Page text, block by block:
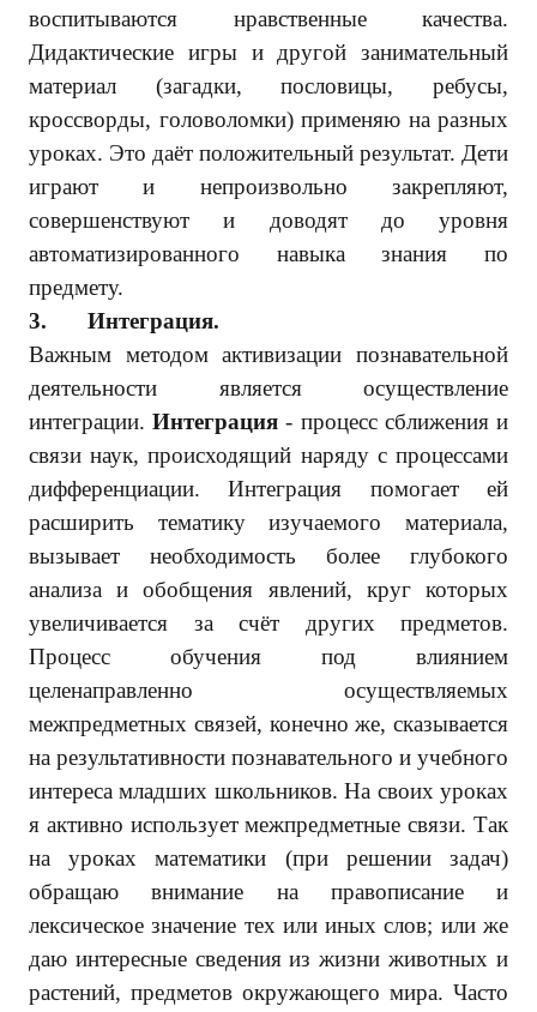
воспитываются нравственные качества.
Дидактические игры и другой занимательный
материал (загадки, пословицы, ребусы,
кроссворды, головоломки) применяю на разных
уроках. Это даёт положительный результат. Дети
играют и непроизвольно закрепляют,
совершенствуют и доводят до уровня
автоматизированного навыка знания по
предмету.
3.
Интеграция.
Важным методом активизации познавательной
деятельности является осуществление
интеграции.Интеграция - процесс сближения и
связи наук, происходящий наряду с процессами
дифференциации. Интеграция помогает ей
расширить тематику изучаемого материала,
вызывает необходимость более глубокого
анализа и обобщения явлений, круг которых
увеличивается за счёт других предметов.
Процесс обучения под влиянием
целенаправленно осуществляемых
межпредметных связей, конечно же, сказывается
на результативности познавательного и учебного
интереса младших школьников. На своих уроках
я активно использует межпредметные связи. Так
на уроках математики (при решении задач)
обращаю внимание на правописание и
лексическое значение тех или иных слов; или же
даю интересные сведения из жизни животных и
растений, предметов окружающего мира. Часто